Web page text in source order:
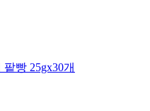
빵 25gx30개